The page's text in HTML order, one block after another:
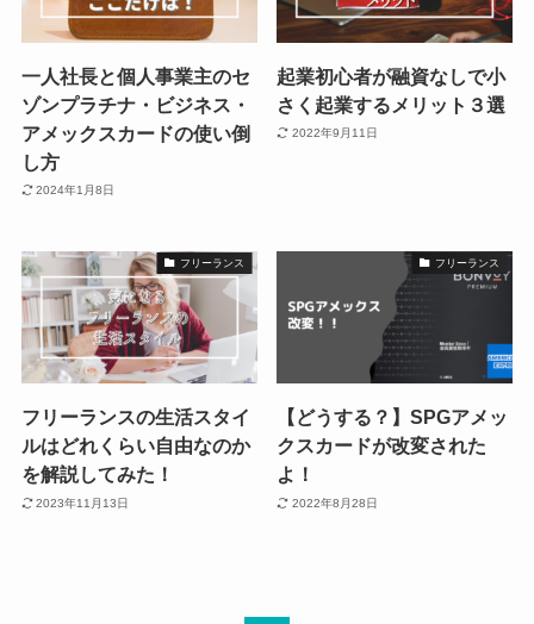
一人社長と個人事業主のセ
ゾンプラチナ・ビジネス・
アメックスカードの使い倒
し方
2024年1月8日
起業初心者が融資なしで小
さく起業するメリット３選
2022年9月11日
フリーランス
フリーランスの生活スタイ
ルはどれくらい自由なのか
を解説してみた！
2023年11月13日
フリーランス
【どうする？】SPGアメッ
クスカードが改変された
よ！
2022年8月28日